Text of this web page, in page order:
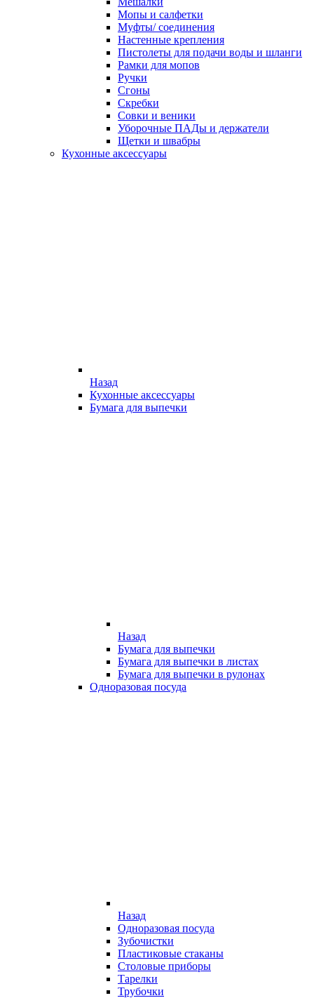
Мопы и салфетки
Муфты/ соединения
Настенные крепления
Пистолеты для подачи воды и шланги
Рамки для мопов
Ручки
Сгоны
Скребки
Совки и веники
Уборочные ПАДы и держатели
Щетки и швабры
Кухонные аксессуары
Назад
Кухонные аксессуары
Бумага для выпечки
Назад
Бумага для выпечки
Бумага для выпечки в листах
Бумага для выпечки в рулонах
Одноразовая посуда
Назад
Одноразовая посуда
Зубочистки
Пластиковые стаканы
Столовые приборы
Тарелки
Трубочки